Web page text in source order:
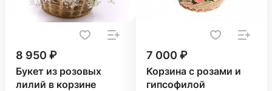
8 950 ₽
Букет из розовых
лилий в корзине
7 000 ₽
Корзина с розами и
гипсофилой